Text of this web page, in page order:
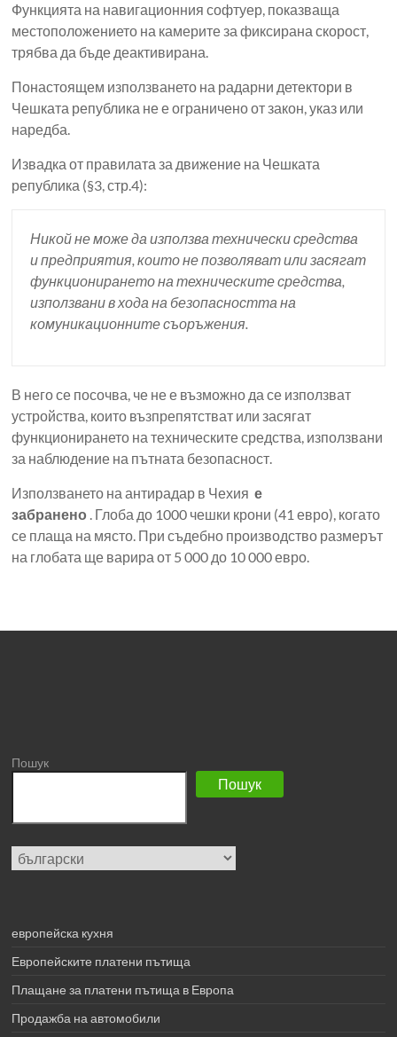
Функцията на навигационния софтуер, показваща
местоположението на камерите за фиксирана скорост,
трябва да бъде деактивирана.
Понастоящем използването на радарни детектори в
Чешката република не е ограничено от закон, указ или
наредба.
Извадка от правилата за движение на Чешката
република (§3, стр.4):
Никой не може да използва технически средства
и предприятия, които не позволяват или засягат
функционирането на техническите средства,
използвани в хода на безопасността на
комуникационните съоръжения.
В него се посочва, че не е възможно да се използват
устройства, които възпрепятстват или засягат
функционирането на техническите средства, използвани
за наблюдение на пътната безопасност.
Използването на антирадар в Чехияе
забранено . Глоба до 1000 чешки крони (41 евро), когато
се плаща на място. При съдебно производство размерът
на глобата ще варира от 5 000 до 10 000 евро.
Пошук
Пошук
Изберете
език
европейска кухня
Европейските платени пътища
Плащане за платени пътища в Европа
Продажба на автомобили